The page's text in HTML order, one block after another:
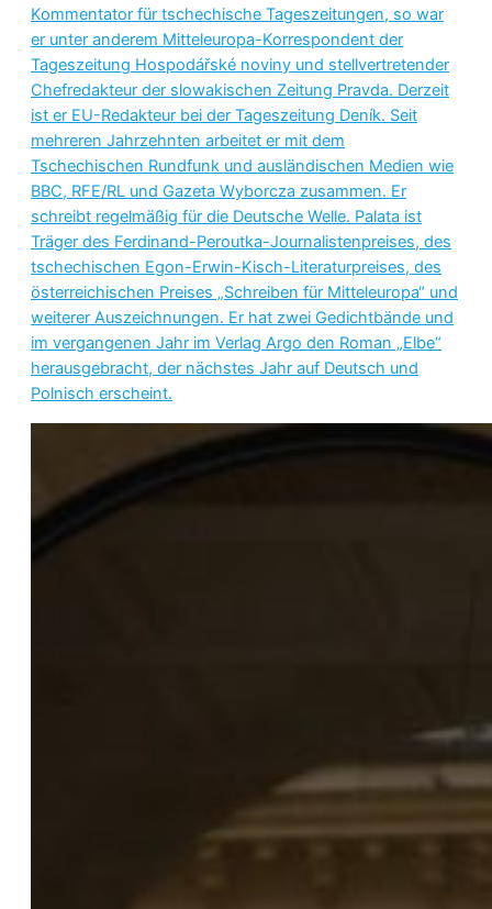
Kommentator für tschechische Tageszeitungen, so war
er unter anderem Mitteleuropa-Korrespondent der
Tageszeitung Hospodářské noviny und stellvertretender
Chefredakteur der slowakischen Zeitung Pravda. Derzeit
ist er EU-Redakteur bei der Tageszeitung Deník. Seit
mehreren Jahrzehnten arbeitet er mit dem
Tschechischen Rundfunk und ausländischen Medien wie
BBC, RFE/RL und Gazeta Wyborcza zusammen. Er
schreibt regelmäßig für die Deutsche Welle. Palata ist
Träger des Ferdinand-Peroutka-Journalistenpreises, des
tschechischen Egon-Erwin-Kisch-Literaturpreises, des
österreichischen Preises „Schreiben für Mitteleuropa“ und
weiterer Auszeichnungen. Er hat zwei Gedichtbände und
im vergangenen Jahr im Verlag Argo den Roman „Elbe“
herausgebracht, der nächstes Jahr auf Deutsch und
Polnisch erscheint.